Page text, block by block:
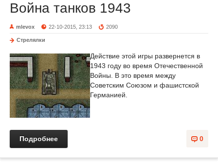
Война танков 1943
mlevox 22-10-2015, 23:13 2090
Стрелялки
Действие этой игры развернется в
1943 году во время Отечественной
Войны. В это время между
Советским Союзом и фашистской
Германией.
0
Подробнее